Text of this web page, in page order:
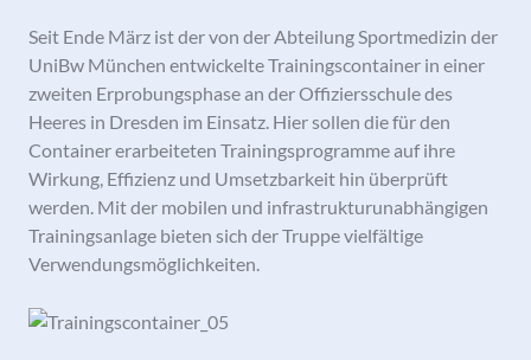
Seit Ende März ist der von der Abteilung Sportmedizin der
UniBw München entwickelte Trainingscontainer in einer
zweiten Erprobungsphase an der Offiziersschule des
Heeres in Dresden im Einsatz. Hier sollen die für den
Container erarbeiteten Trainingsprogramme auf ihre
Wirkung, Effizienz und Umsetzbarkeit hin überprüft
werden. Mit der mobilen und infrastrukturunabhängigen
Trainingsanlage bieten sich der Truppe vielfältige
Verwendungsmöglichkeiten.